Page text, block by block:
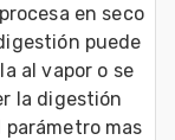
en seco
puede
al vapor o se
la digestión
parámetro mas